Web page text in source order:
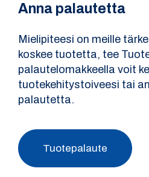
Anna palautetta
Mielipiteesi on meille
koskee tuotetta, tee
palautelomakkeella voit
tuotekehitystoiveesi tai
palautetta.
Tuotepalaute